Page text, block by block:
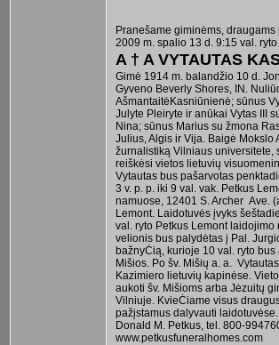
Pranešame giminėms, draugams
2009 m. spalio 13 d. 9:15 val.
A † A VYTAUTAS
Gimė 1914 m. balandžio 10 d.
Gyveno Beverly Shores, IN.
AšmantaitėKasniūnienė; sūnus
Julyte Pleiryte ir anūkai Vytas III
Nina; sūnus Marius su žmona
Julius, Algis ir Vija. Baigė Mokslo
žurnalistiką Vilniaus universitete,
reiškėsi vietos lietuvių
Vytautas bus pašarvotas
3 v. p. p. iki 9 val. vak. Petkus
namuose, 12401 S. Archer Ave.
Lemont. Laidotuvės įvyks
val. ryto Petkus Lemont laidojimo
velionis bus palydėtas į Pal.
bažnyĊią, kurioje 10 val. ryto bus
Mišios. Po šv. Mišių a. a.
Kazimiero lietuvių kapinėse.
aukoti šv. Mišioms arba Jėzuitų
Vilniuje. KvieĊiame visus
pažįstamus dalyvauti
Donald M. Petkus, tel. 800-
www.petkusfuneralhomes.com